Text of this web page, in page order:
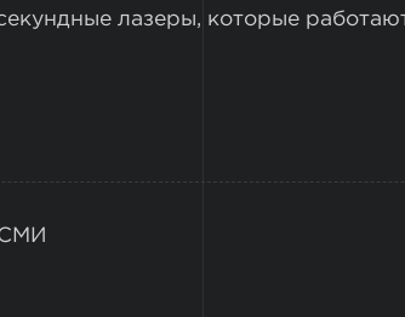
лазеры, которые